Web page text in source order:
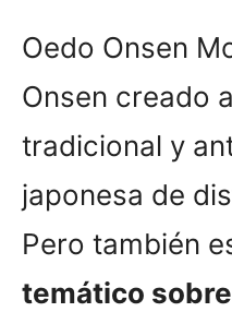
Oedo Onsen
Onsen creado
tradicional y
japonesa de
Pero también
temático